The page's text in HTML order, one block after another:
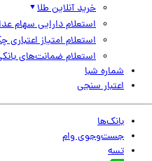
خرید آنلاین طلا
استعلام دارایی سهام عدالت
استعلام امتیاز اعتباری چک
استعلام ضمانت‌های بانکی
شماره شبا
اعتبار سنجی
بانک‌ها
جست‌وجوی وام
تسه